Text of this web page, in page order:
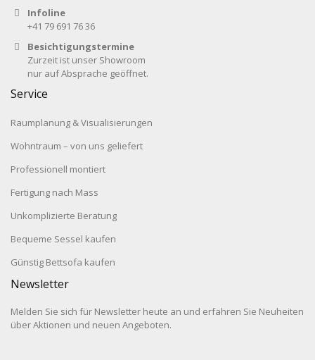
Infoline
+41 79 691 76 36
Besichtigungstermine
Zurzeit ist unser Showroom
nur auf Absprache geöffnet.
Service
Raumplanung & Visualisierungen
Wohntraum – von uns geliefert
Professionell montiert
Fertigung nach Mass
Unkomplizierte Beratung
Bequeme Sessel kaufen
Günstig Bettsofa kaufen
Newsletter
Melden Sie sich für Newsletter heute an und erfahren Sie Neuheiten
über Aktionen und neuen Angeboten.